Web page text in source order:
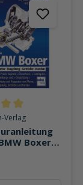
Bewertung
Verlag
Boxer